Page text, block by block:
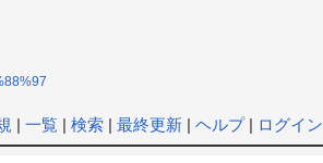
| 一覧| 検索| 最終更新| ヘルプ| ログイン